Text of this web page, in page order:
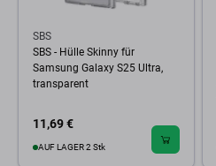
SBS
SBS - Hülle Skinny für
Samsung Galaxy S25 Ultra,
transparent
11,69 €
AUF LAGER 2 Stk